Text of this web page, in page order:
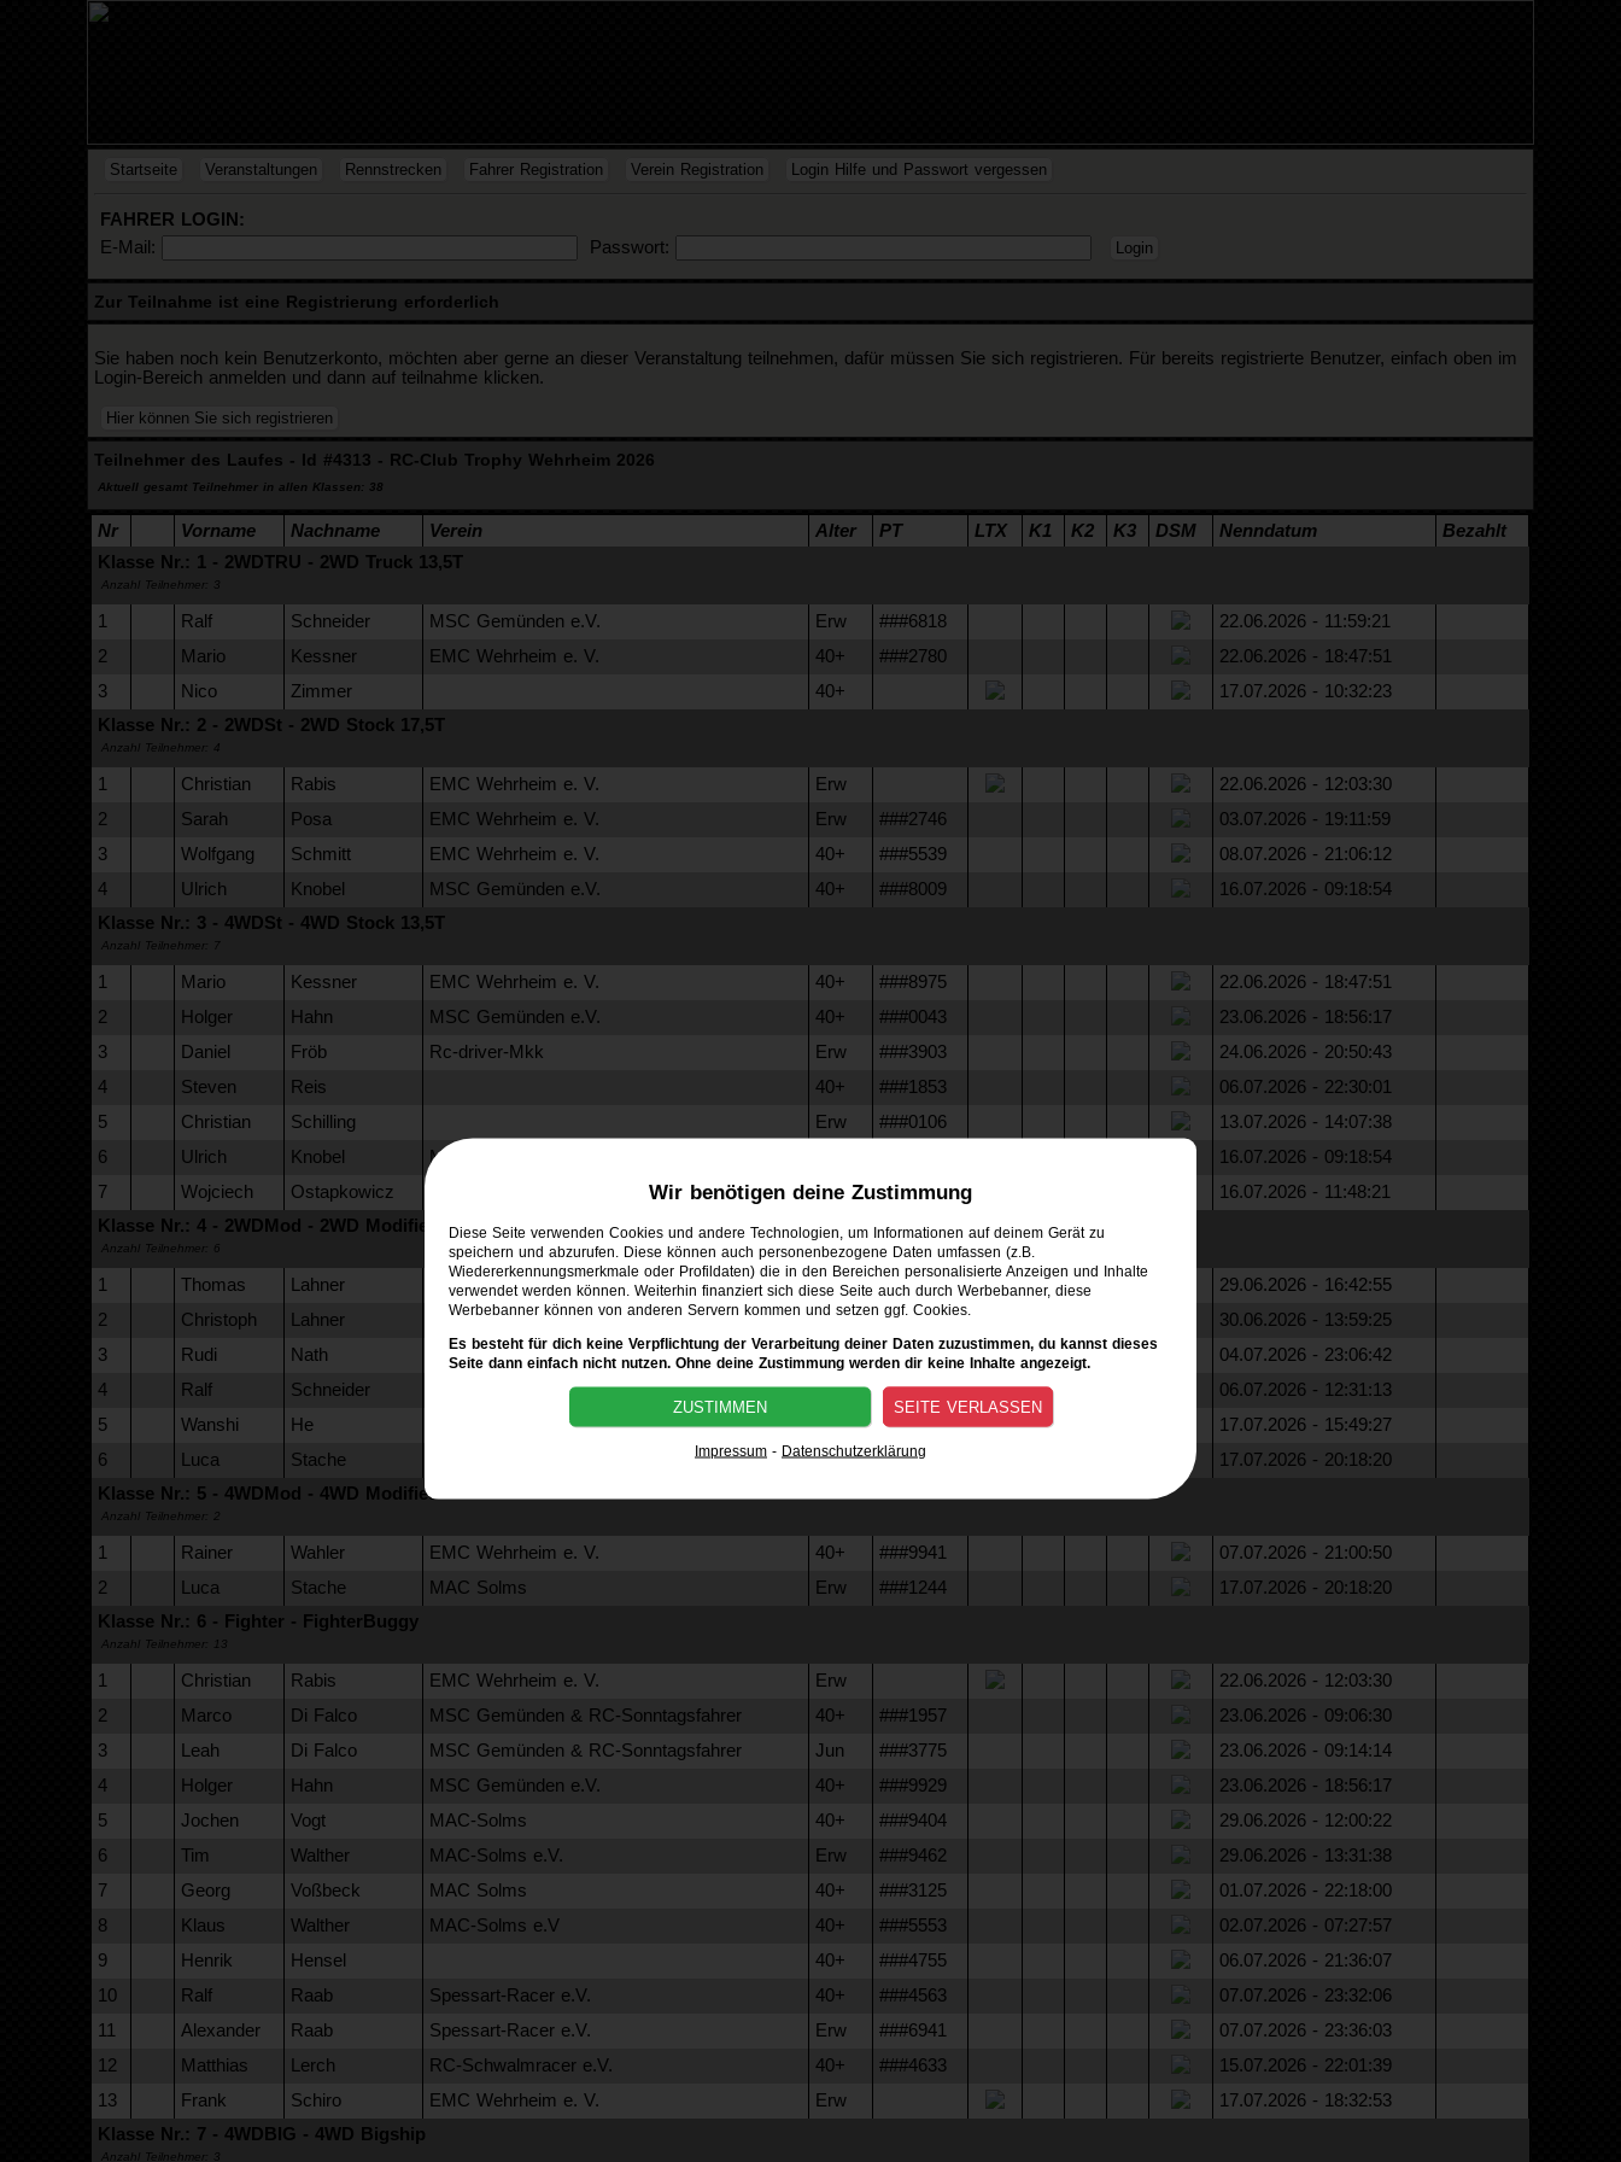
Startseite Veranstaltungen Rennstrecken Fahrer Registration Verein Registration Login Hilfe und Passwort vergessen
FAHRER LOGIN:
E-Mail:
Passwort:
Zur Teilnahme ist eine Registrierung erforderlich
Sie haben noch kein Benutzerkonto, möchten aber gerne an dieser Veranstaltung teilnehmen, dafür müssen Sie sich registrieren. Für bereits registrierte Benutzer, einfach oben im
Login-Bereich anmelden und dann auf teilnahme klicken.
Teilnehmer des Laufes - Id #4313 - RC-Club Trophy Wehrheim 2026
Aktuell gesamt Teilnehmer in allen Klassen: 38
Nr Vorname Nachname Verein Alter PT LTX K1 K2 K3 DSM Nenndatum
Bezahlt
Klasse Nr.: 1 - 2WDTRU - 2WD Truck 13,5T
Anzahl Teilnehmer: 3
1 Ralf Schneider MSC Gemünden e.V. Erw ###6818
22.06.2026 - 11:59:21
2
Mario Kessner EMC Wehrheim e. V. 40+ ###2780
22.06.2026 - 18:47:51
3
Nico Zimmer 40+
17.07.2026 - 10:32:23
Klasse Nr.: 2 - 2WDSt - 2WD Stock 17,5T
Anzahl Teilnehmer: 4
1 Christian Rabis EMC Wehrheim e. V. Erw
22.06.2026 - 12:03:30
2
Sarah Posa EMC Wehrheim e. V. Erw ###2746
03.07.2026 - 19:11:59
3
Wolfgang Schmitt EMC Wehrheim e. V. 40+ ###5539
08.07.2026 - 21:06:12
4
Ulrich Knobel MSC Gemünden e.V. 40+ ###8009
16.07.2026 - 09:18:54
Klasse Nr.: 3 - 4WDSt - 4WD Stock 13,5T
Anzahl Teilnehmer: 7
1 Mario Kessner EMC Wehrheim e. V. 40+ ###8975
22.06.2026 - 18:47:51
2
Holger Hahn MSC Gemünden e.V. 40+ ###0043
23.06.2026 - 18:56:17
3
Daniel Fröb Rc-driver-Mkk Erw ###3903
24.06.2026 - 20:50:43
4
Steven Reis 40+ ###1853
06.07.2026 - 22:30:01
5
Christian Schilling Erw ###0106
13.07.2026 - 14:07:38
6
Ulrich Knobel MSC Gemünden e.V.
16.07.2026 - 09:18:54
7
Wojciech Ostapkowicz 40+
16.07.2026 - 11:48:21
Klasse Nr.: 4 - 2WDMod - 2WD Modified
Anzahl Teilnehmer: 6
1 Thomas Lahner Team Reifenquäler 40+ ###7492
29.06.2026 - 16:42:55
2
Christoph Lahner Erw ###5455
30.06.2026 - 13:59:25
3
Rudi Nath MSC Gemünden e.V. 40+ ###4001
04.07.2026 - 23:06:42
4
Ralf Schneider MSC Gemünden e.V. Erw ###1549
06.07.2026 - 12:31:13
5
Wanshi He Spessart-Racer e.V. 40+ ###6138
17.07.2026 - 15:49:27
6
Luca Stache Erw ###4849
17.07.2026 - 20:18:20
Klasse Nr.: 5 - 4WDMod - 4WD Modified
Anzahl Teilnehmer: 2
1 Rainer Wahler EMC Wehrheim e. V. 40+ ###9941
07.07.2026 - 21:00:50
2
Luca Stache MAC Solms Erw ###1244
17.07.2026 - 20:18:20
Klasse Nr.: 6 - Fighter - FighterBuggy
Anzahl Teilnehmer: 13
1 Christian Rabis EMC Wehrheim e. V. Erw
22.06.2026 - 12:03:30
2
Marco Di Falco MSC Gemünden & RC-Sonntagsfahrer 40+ ###1957
23.06.2026 - 09:06:30
3
Leah Di Falco MSC Gemünden & RC-Sonntagsfahrer Jun ###3775
23.06.2026 - 09:14:14
4
Holger Hahn MSC Gemünden e.V. 40+ ###9929
23.06.2026 - 18:56:17
5
Jochen Vogt MAC-Solms 40+ ###9404
29.06.2026 - 12:00:22
6
Tim Walther MAC-Solms e.V. Erw ###9462
29.06.2026 - 13:31:38
7
Georg Voßbeck MAC Solms 40+ ###3125
01.07.2026 - 22:18:00
8
Klaus Walther MAC-Solms e.V 40+ ###5553
02.07.2026 - 07:27:57
9
Henrik Hensel 40+ ###4755
06.07.2026 - 21:36:07
10
Ralf Raab Spessart-Racer e.V. 40+ ###4563
07.07.2026 - 23:32:06
11
Alexander Raab Spessart-Racer e.V. Erw ###6941
07.07.2026 - 23:36:03
12
Matthias Lerch RC-Schwalmracer e.V. 40+ ###4633
15.07.2026 - 22:01:39
13
Frank Schiro EMC Wehrheim e. V. Erw
17.07.2026 - 18:32:53
Klasse Nr.: 7 - 4WDBIG - 4WD Bigship
Anzahl Teilnehmer: 3
Wir benötigen deine Zustimmung
Diese Seite verwenden Cookies und andere Technologien, um Informationen auf deinem Gerät zu
speichern und abzurufen. Diese können auch personenbezogene Daten umfassen (z.B.
Wiedererkennungsmerkmale oder Profildaten) die in den Bereichen personalisierte Anzeigen und Inhalte
verwendet werden können. Weiterhin finanziert sich diese Seite auch durch Werbebanner, diese
Werbebanner können von anderen Servern kommen und setzen ggf. Cookies.
Es besteht für dich keine Verpflichtung der Verarbeitung deiner Daten zuzustimmen, du kannst dieses
Seite dann einfach nicht nutzen. Ohne deine Zustimmung werden dir keine Inhalte angezeigt.
ZUSTIMMEN SEITE VERLASSEN
Impressum - Datenschutzerklärung